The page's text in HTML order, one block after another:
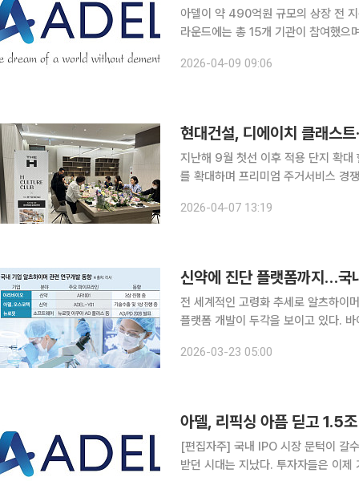
아델이 약 490억원 규모의 상장 전 지
라운드에는 총 15개 기관이 참여했
△스마일게이트인베스트먼트 △민트
2026-04-09 09:06
현대건설, 디에이치 클래스
지난해 9월 첫선 이후 적용 단지 확대 현대건설이 입주민 전용 주거서비스 ‘H 컬처클럽’ 적용 단지
를 확대하며 프리미엄 주거서비스 경쟁력 강화에 나섰다. 7일 현
등 주요 사업지에서도 도입을 위한 업
2026-04-07 13:19
신약에 진단 플랫폼까지…국
전 세계적인 고령화 추세로 알츠하이
플랫폼 개발이 두각을 보이고 있다. 바
오고 있는 만큼 업계의 개발 경쟁이
2026-03-23 05:00
[편집자주] 국내 IPO 시장 문턱이 갈
받던 시대는 지났다. 투자자들은 이